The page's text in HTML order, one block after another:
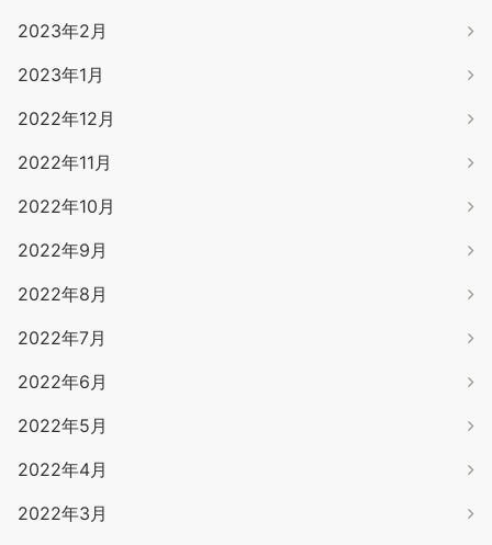
2023年2月
2023年1月
2022年12月
2022年11月
2022年10月
2022年9月
2022年8月
2022年7月
2022年6月
2022年5月
2022年4月
2022年3月